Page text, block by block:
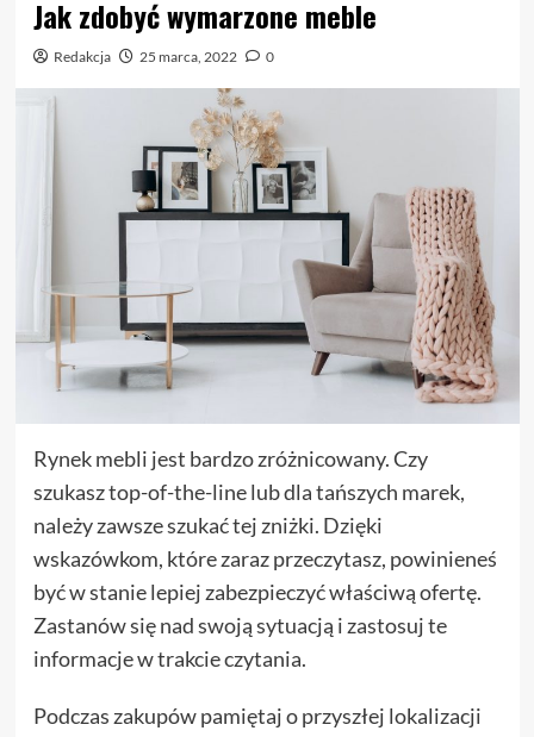
Jak zdobyć wymarzone meble
Redakcja 25 marca, 2022 0
Rynek mebli jest bardzo zróżnicowany. Czy
szukasz top-of-the-line lub dla tańszych marek,
należy zawsze szukać tej zniżki. Dzięki
wskazówkom, które zaraz przeczytasz, powinieneś
być w stanie lepiej zabezpieczyć właściwą ofertę.
Zastanów się nad swoją sytuacją i zastosuj te
informacje w trakcie czytania.
Podczas zakupów pamiętaj o przyszłej lokalizacji